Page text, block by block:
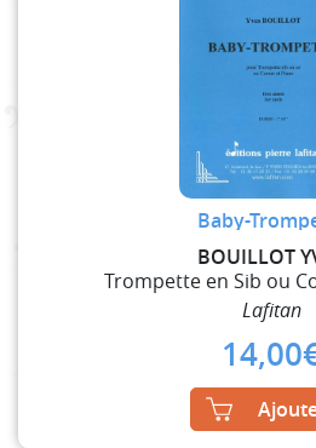
Baby-
BOUILLOT
Trompette en Sib ou
Lafitan
14,00